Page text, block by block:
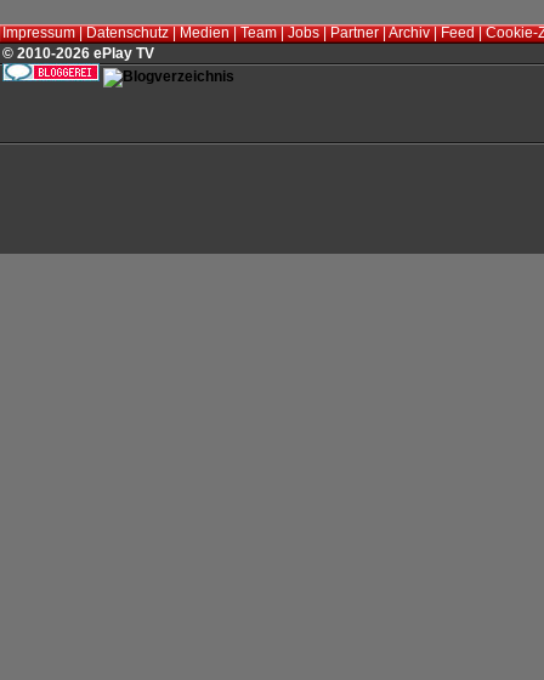
Impressum|Datenschutz|Medien|Team|Jobs|Partner|Archiv|Feed|Cookie-
© 2010-2026 ePlay TV